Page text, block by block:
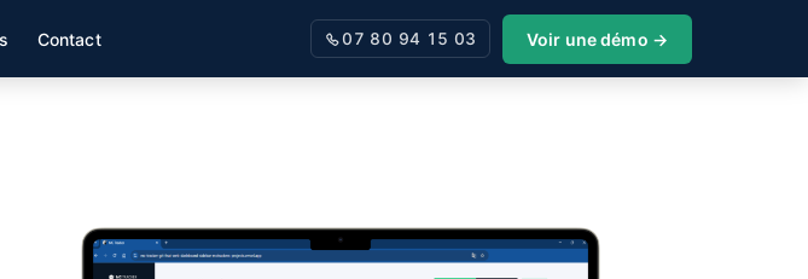
Contact 07 80 94 15 03 Voir une démo →